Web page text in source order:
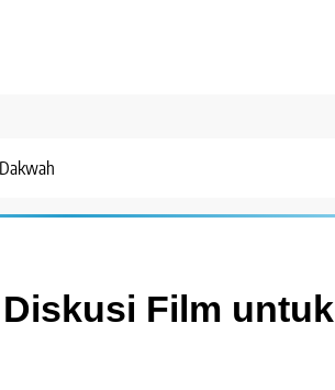
Film untuk